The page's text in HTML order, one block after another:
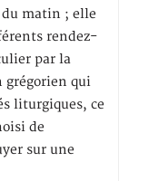
du matin ; elle
rendez-
par la
grégorien qui
liturgiques, ce
de
sur une